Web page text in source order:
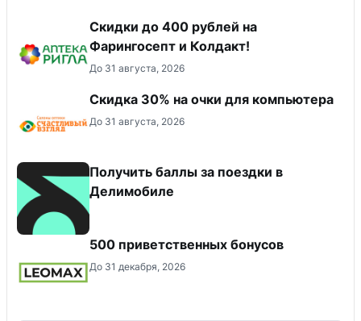
Скидки до 400 рублей на
Фарингосепт и Колдакт!
До 31 августа, 2026
Скидка 30% на очки для компьютера
До 31 августа, 2026
Получить баллы за поездки в
Делимобиле
500 приветственных бонусов
До 31 декабря, 2026